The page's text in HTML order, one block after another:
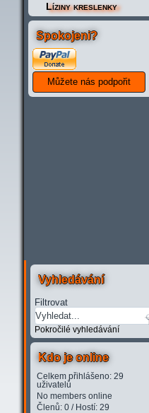
Líziny kreslenky
Spokojeni?
Vyhledávání
Filtrovat
Pokročilé vyhledávání
Kdo je online
Celkem přihlášeno: 29
uživatelů
No members online
Členů: 0 / Hostí: 29